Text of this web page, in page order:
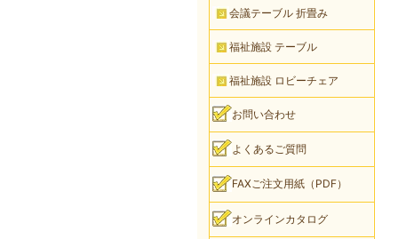
会議テーブル 折畳み
福祉施設 テーブル
福祉施設 ロビーチェア
お問い合わせ
よくあるご質問
FAXご注文用紙（PDF）
オンラインカタログ